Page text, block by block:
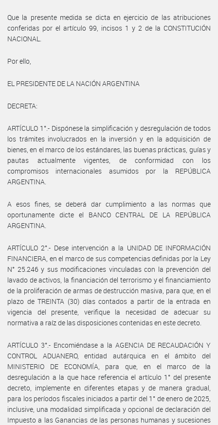
Que la presente medida se dicta en ejercicio de las atribuciones
conferidas por el artículo 99, incisos 1 y 2 de la CONSTITUCIÓN
NACIONAL.
Por ello,
EL PRESIDENTE DE LA NACIÓN ARGENTINA
DECRETA:
ARTÍCULO 1°.- Dispónese la simplificación y desregulación de todos
los trámites involucrados en la inversión y en la adquisición de
bienes, en el marco de los estándares, las buenas prácticas, guías y
pautas actualmente vigentes, de conformidad con los
compromisos internacionales asumidos por la REPÚBLICA
ARGENTINA.
A esos fines, se deberá dar cumplimiento a las normas que
oportunamente dicte el BANCO CENTRAL DE LA REPÚBLICA
ARGENTINA.
ARTÍCULO 2°.- Dese intervención a la UNIDAD DE INFORMACIÓN
FINANCIERA, en el marco de sus competencias definidas por la Ley
N° 25.246 y sus modificaciones vinculadas con la prevención del
lavado de activos, la financiación del terrorismo y el financiamiento
de la proliferación de armas de destrucción masiva, para que, en el
plazo de TREINTA (30) días contados a partir de la entrada en
vigencia del presente, verifique la necesidad de adecuar su
normativa a raíz de las disposiciones contenidas en este decreto.
ARTÍCULO 3°.- Encomiéndase a la AGENCIA DE RECAUDACIÓN Y
CONTROL ADUANERO, entidad autárquica en el ámbito del
MINISTERIO DE ECONOMÍA, para que, en el marco de la
desregulación a la que hace referencia el artículo 1° del presente
decreto, implemente en diferentes etapas y de manera gradual,
para los períodos fiscales iniciados a partir del 1° de enero de 2025,
inclusive, una modalidad simplificada y opcional de declaración del
Impuesto a las Ganancias de las personas humanas y sucesiones